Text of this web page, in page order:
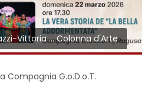
Vittoria ... Colonna d'Arte
Compagnia G.o.D.o.T.